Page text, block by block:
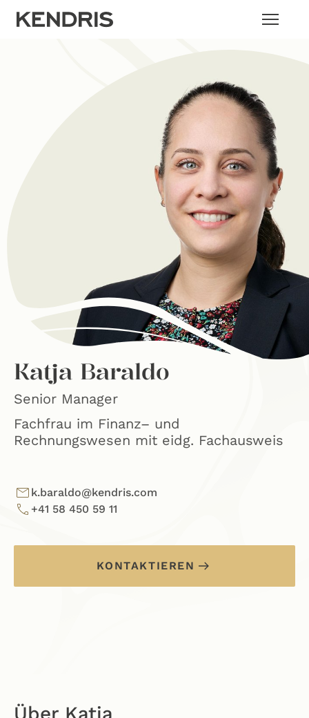
Katja Baraldo
Senior Manager
Fachfrau im Finanz– und
Rechnungswesen mit eidg. Fachausweis
k.baraldo@kendris.com
+41 58 450 59 11
KONTAKTIEREN